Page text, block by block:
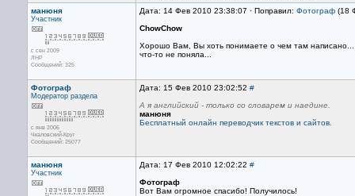
манюня
Участник
с сен 2009
ЛНР
Сообщений: 325
Дата: 14 Фев 2010 23:38:07 · Поправил: Фотограф (18
ChowChow
Хорошо Вам, Вы хоть понимаете о чем там написано...
что-то не поняла...
Фотограф
Модератор раздела
с янв 2006
Чкаловский-Круг
Сообщений: 25077
Дата: 15 Фев 2010 23:02:52 #
А я английский - только со словарем и наедине.
манюня
Бесплатный онлайн переводчик текстов и сайтов.
манюня
Участник
Дата: 17 Фев 2010 12:02:22 #
Фотограф
Вот Вам огромное спасибо! Получилось!